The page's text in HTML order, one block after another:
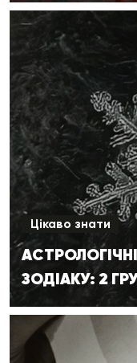
Цікаво знати
ЗОДІАКУ: 2